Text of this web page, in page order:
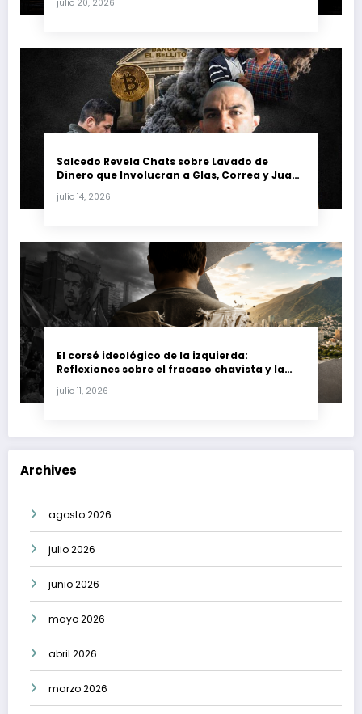
petrolera venezolana
julio 20, 2026
Salcedo Revela Chats sobre Lavado de
Dinero que Involucran a Glas, Correa y Juan
julio 14, 2026
El corsé ideológico de la izquierda:
Reflexiones sobre el fracaso chavista y la
julio 11, 2026
Archives
agosto 2026
julio 2026
junio 2026
mayo 2026
abril 2026
marzo 2026